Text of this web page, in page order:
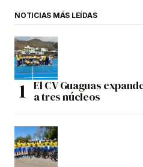
NOTICIAS MÁS LEÍDAS
El CV Guaguas
a tres núcleos